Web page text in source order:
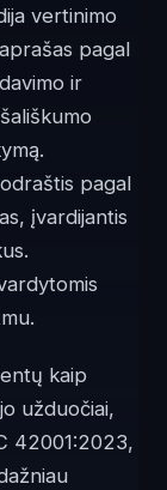
vertinimo
pagal
ir
pagal
įvardijantis
kaip
užduočiai,
42001:2023,